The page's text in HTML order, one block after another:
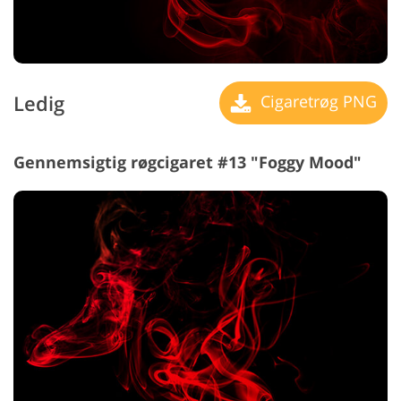
Ledig Cigaretrøg PNG
Gennemsigtig røgcigaret #13 "Foggy Mood"